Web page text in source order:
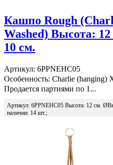
Кашпо Rough
Washed) Высота:
10 см.
Артикул: 6PPNEHC05
Особенность: Charlie (hanging)
Продается партиями по 1...
Артикул: 6PPNEHC05 Высота: 12 см.
наличии: 14 шт.;